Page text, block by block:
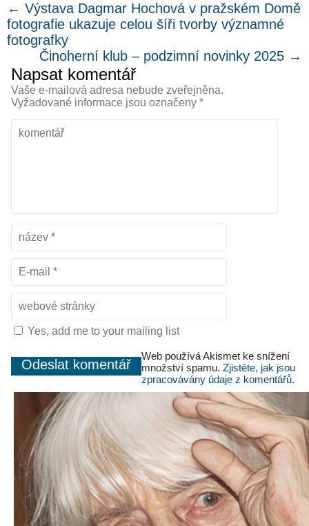
← Výstava Dagmar Hochová v pražském Domě
fotografie ukazuje celou šíři tvorby významné
fotografky
Činoherní klub – podzimní novinky 2025 →
Napsat komentář
Vaše e-mailová adresa nebude zveřejněna.
Vyžadované informace jsou označeny *
Yes, add me to your mailing list
Web používá Akismet ke snížení
množství spamu. Zjistěte, jak jsou
zpracovávány údaje z komentářů.